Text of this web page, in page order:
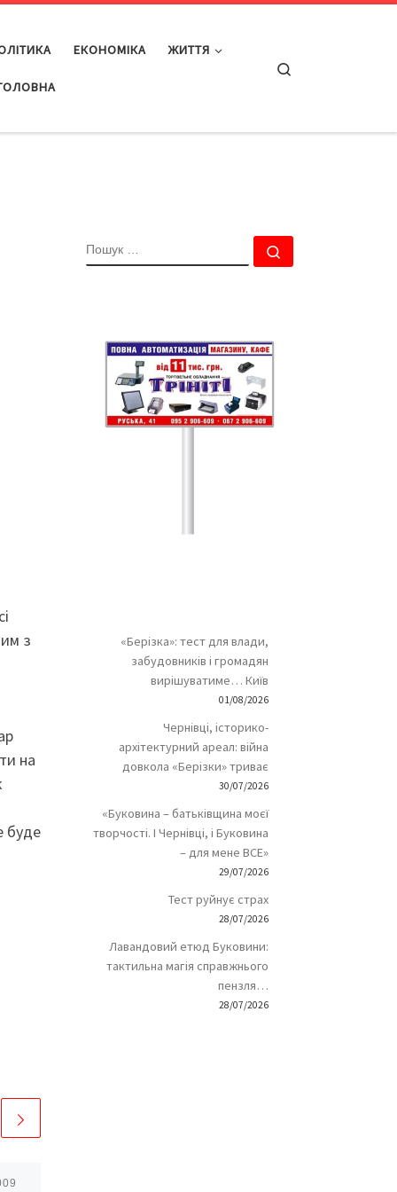
ЕКОНОМІКА ЖИТТЯ
з
на
буде
ПОШУК
«Берізка»: тест для влади,
забудовників і громадян
вирішуватиме… Київ
01/08/2026
Чернівці, історико-
архітектурний ареал: війна
довкола «Берізки» триває
30/07/2026
«Буковина – батьківщина моєї
творчості. І Чернівці, і Буковина
– для мене ВСЕ»
29/07/2026
Тест руйнує страх
28/07/2026
Лавандовий етюд Буковини:
тактильна магія справжнього
пензля…
28/07/2026